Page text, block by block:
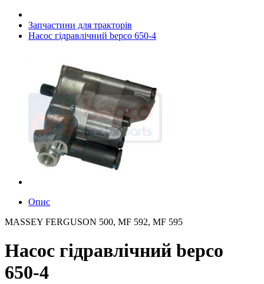
Запчастини для тракторів
Насос гідравлічний bepco 650-4
Опис
MASSEY FERGUSON 500, MF 592, MF 595
Насос гідравлічний bepco
650-4